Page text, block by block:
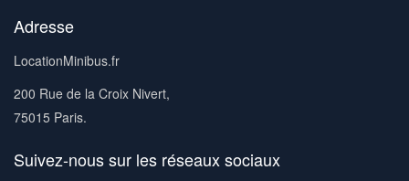
Adresse
LocationMinibus.fr
200 Rue de la Croix Nivert,
75015 Paris.
Suivez-nous sur les réseaux sociaux